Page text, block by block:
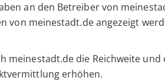
an den Betreiber von
von meinestadt.de angezeigt
meinestadt.de die Reichweite und
erhöhen.